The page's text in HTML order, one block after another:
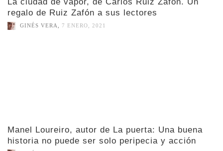
regalo de Ruiz Zafón a sus lectores
GINÉS VERA, 7 ENERO, 2021
Manel Loureiro, autor de La puerta: Una buena
historia no puede ser solo peripecia y acción